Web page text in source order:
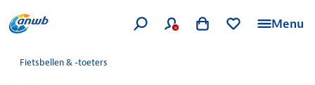
Menu
Fietsbellen & -toeters